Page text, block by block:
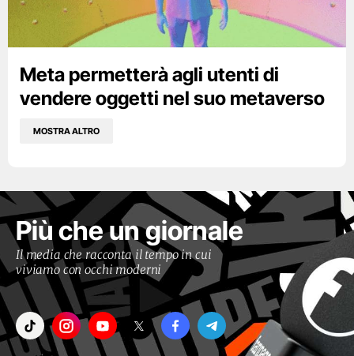
Meta permetterà agli utenti di
vendere oggetti nel suo metaverso
MOSTRA ALTRO
Più che un giornale
Il media che racconta il tempo in cui
viviamo con occhi moderni